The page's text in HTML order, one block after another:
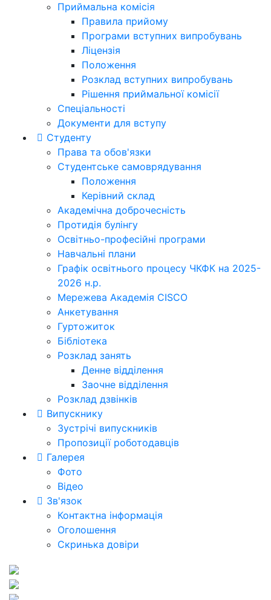
Приймальна комісія
Правила прийому
Програми вступних випробувань
Ліцензія
Положення
Розклад вступних випробувань
Рішення приймальної комісії
Спеціальності
Документи для вступу
Студенту
Права та обов'язки
Студентське самоврядування
Положення
Керівний склад
Академічна доброчесність
Протидія булінгу
Освітньо-професійні програми
Навчальні плани
Графік освітнього процесу ЧКФК на 2025-
2026 н.р.
Мережева Академія CISCO
Анкетування
Гуртожиток
Бібліотека
Розклад занять
Денне відділення
Заочне відділення
Розклад дзвінків
Випускнику
Зустрічі випускників
Пропозиції роботодавців
Галерея
Фото
Відео
Зв'язок
Контактна інформація
Оголошення
Скринька довіри